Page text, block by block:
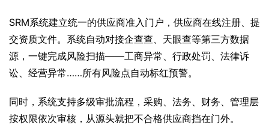
SRM系统建立统一的供应商准入门户，供应商在线注册、提
交资质文件。系统自动对接企查查、天眼查等第三方数据
源，一键完成风险扫描——工商异常、行政处罚、法律诉
讼、经营异常……所有风险点自动标红预警。
同时，系统支持多级审批流程，采购、法务、财务、管理层
按权限依次审核，从源头就把不合格供应商挡在门外。